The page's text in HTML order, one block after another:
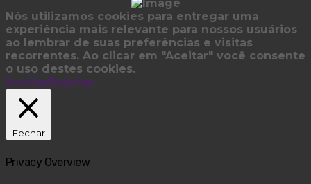
Nós utilizamos cookies para entregar uma
experiência mais relevante para nossos usuários
ao lembrar de suas preferências e visitas
recorrentes. Ao clicar em "Aceitar" você consente
o uso destes cookies.
Aceitar Rejeitar
Fechar
Privacy Overview